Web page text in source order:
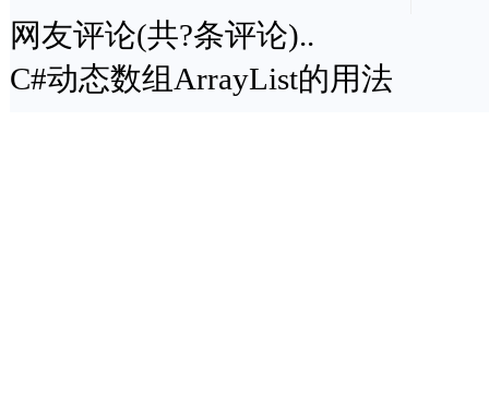
网友评论(共?条评论)..
C#动态数组ArrayList的用法